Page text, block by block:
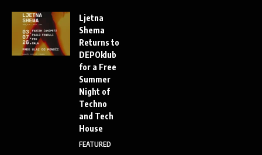
Ljetna
Shema
Returns to
DEPOklub
for a Free
Summer
Night of
Techno
and Tech
House
FEATURED